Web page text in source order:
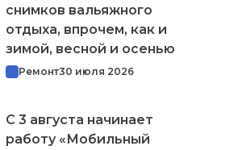
снимков вальяжного
отдыха, впрочем, как и
зимой, весной и осенью
Ремонт30 июля 2026
С 3 августа начинает
работу «Мобильный